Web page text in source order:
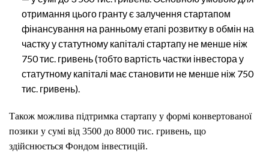
отримання цього гранту є залучення стартапом
фінансування на ранньому етапі розвитку в обмін на
частку у статутному капіталі стартапу не менше ніж
750 тис. гривень (тобто вартість частки інвестора у
статутному капіталі має становити не менше ніж 750
тис. гривень).
Також можлива підтримка стартапу у формі конвертованої
позики у сумі від 3500 до 8000 тис. гривень, що
здійснюється Фондом інвестицій.